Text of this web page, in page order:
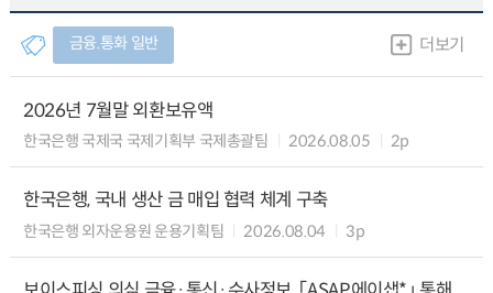
금융.통화 일반 더보기
2026년 7월말 외환보유액
한국은행 국제국 국제기획부 국제총괄팀 2026.08.05 2p
한국은행, 국내 생산 금 매입 협력 체계 구축
한국은행 외자운용원 운용기획팀 2026.08.04 3p